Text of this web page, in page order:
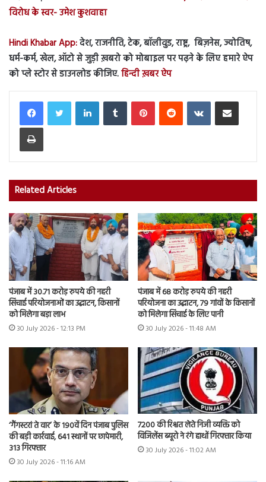
विरोध के स्वर- उमेश कुशवाहा
Hindi Khabar App:देश, राजनीति, टेक, बॉलीवुड, राष्ट्र, बिज़नेस, ज्योतिष,
धर्म-कर्म, खेल, ऑटो से जुड़ी ख़बरो को मोबाइल पर पढ़ने के लिए हमारे ऐप
को प्ले स्टोर से डाउनलोड कीजिए.हिन्दी ख़बर ऐप
LinkedInTumblr PinterestReddit VKontakteShare via Email
Print
Related Articles
पंजाब में 30.71 करोड़ रुपये की नहरी
सिंचाई परियोजनाओं का उद्घाटन, किसानों
को मिलेगा बड़ा लाभ
30 July 2026 - 12:13 PM
पंजाब में 68 करोड़ रुपये की नहरी
परियोजना का उद्घाटन, 79 गांवों के किसानों
को मिलेगा सिंचाई के लिए पानी
30 July 2026 - 11:48 AM
‘गैंगस्टरां ते वार’ के 190वें दिन पंजाब पुलिस
की बड़ी कार्रवाई, 641 स्थानों पर छापेमारी,
313 गिरफ्तार
30 July 2026 - 11:16 AM
7200 की रिश्वत लेते निजी व्यक्ति को
विजिलेंस ब्यूरो ने रंगे हाथों गिरफ्तार किया
30 July 2026 - 11:02 AM